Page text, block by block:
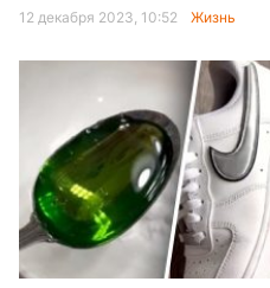
12 декабря 2023, 10:52 Жизнь